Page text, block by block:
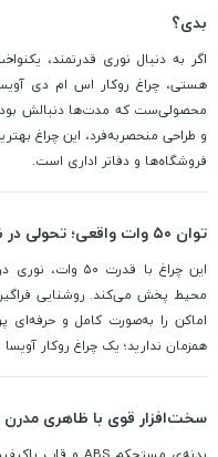
بدی؟
اگر به دنبال نوری قدرتمند،
و طراحی منحصر‌به‌فرد، این چراغ
فروشگاه‌ها و دفاتر اداری است.
توان ۵۰ وات واقعی؛ تحولی در نور محیط شما
این چراغ با قدرت
محیط پخش می‌کند. روشنایی
اماکن را به‌صورت کامل و
همزمان ندارید؛ یک چراغ روکار آویسا ۵۰ وات کافی‌ست!
سخت‌افزار قوی با ظاهری مدرن